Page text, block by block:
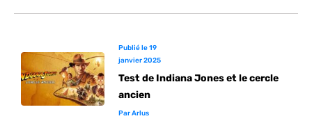
Publié le19
janvier 2025
Test de Indiana Jones et le cercle
ancien
ParArlus